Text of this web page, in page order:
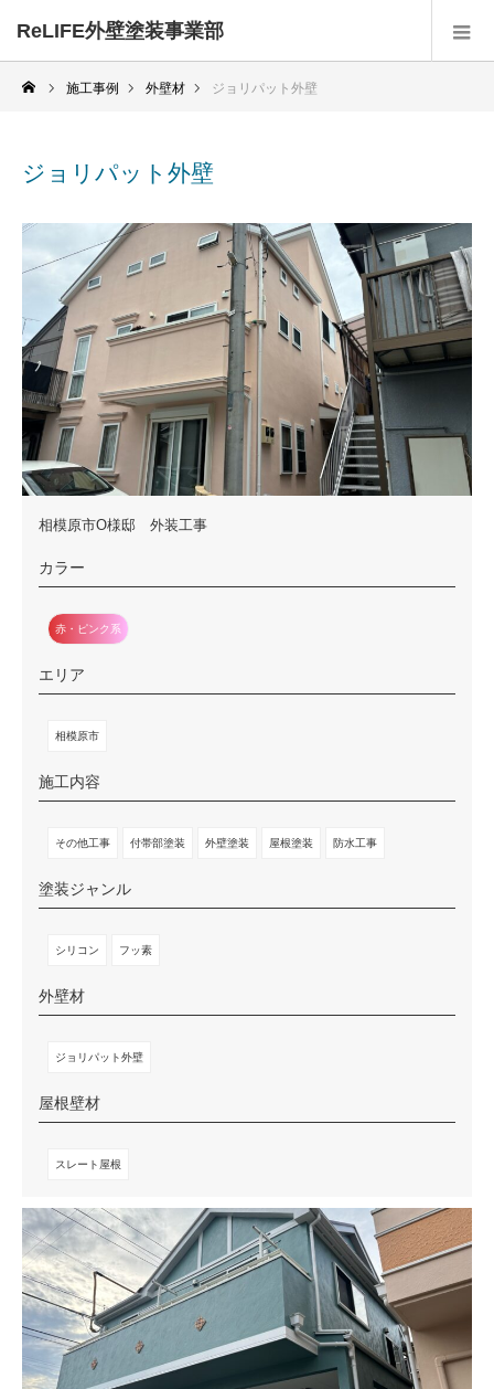
ReLIFE外壁塗装事業部
施工事例 外壁材 ジョリパット外壁
ジョリパット外壁
相模原市O様邸 外装工事
カラー
赤・ピンク系
エリア
相模原市
施工内容
その他工事 付帯部塗装 外壁塗装 屋根塗装 防水工事
塗装ジャンル
シリコン フッ素
外壁材
ジョリパット外壁
屋根壁材
スレート屋根